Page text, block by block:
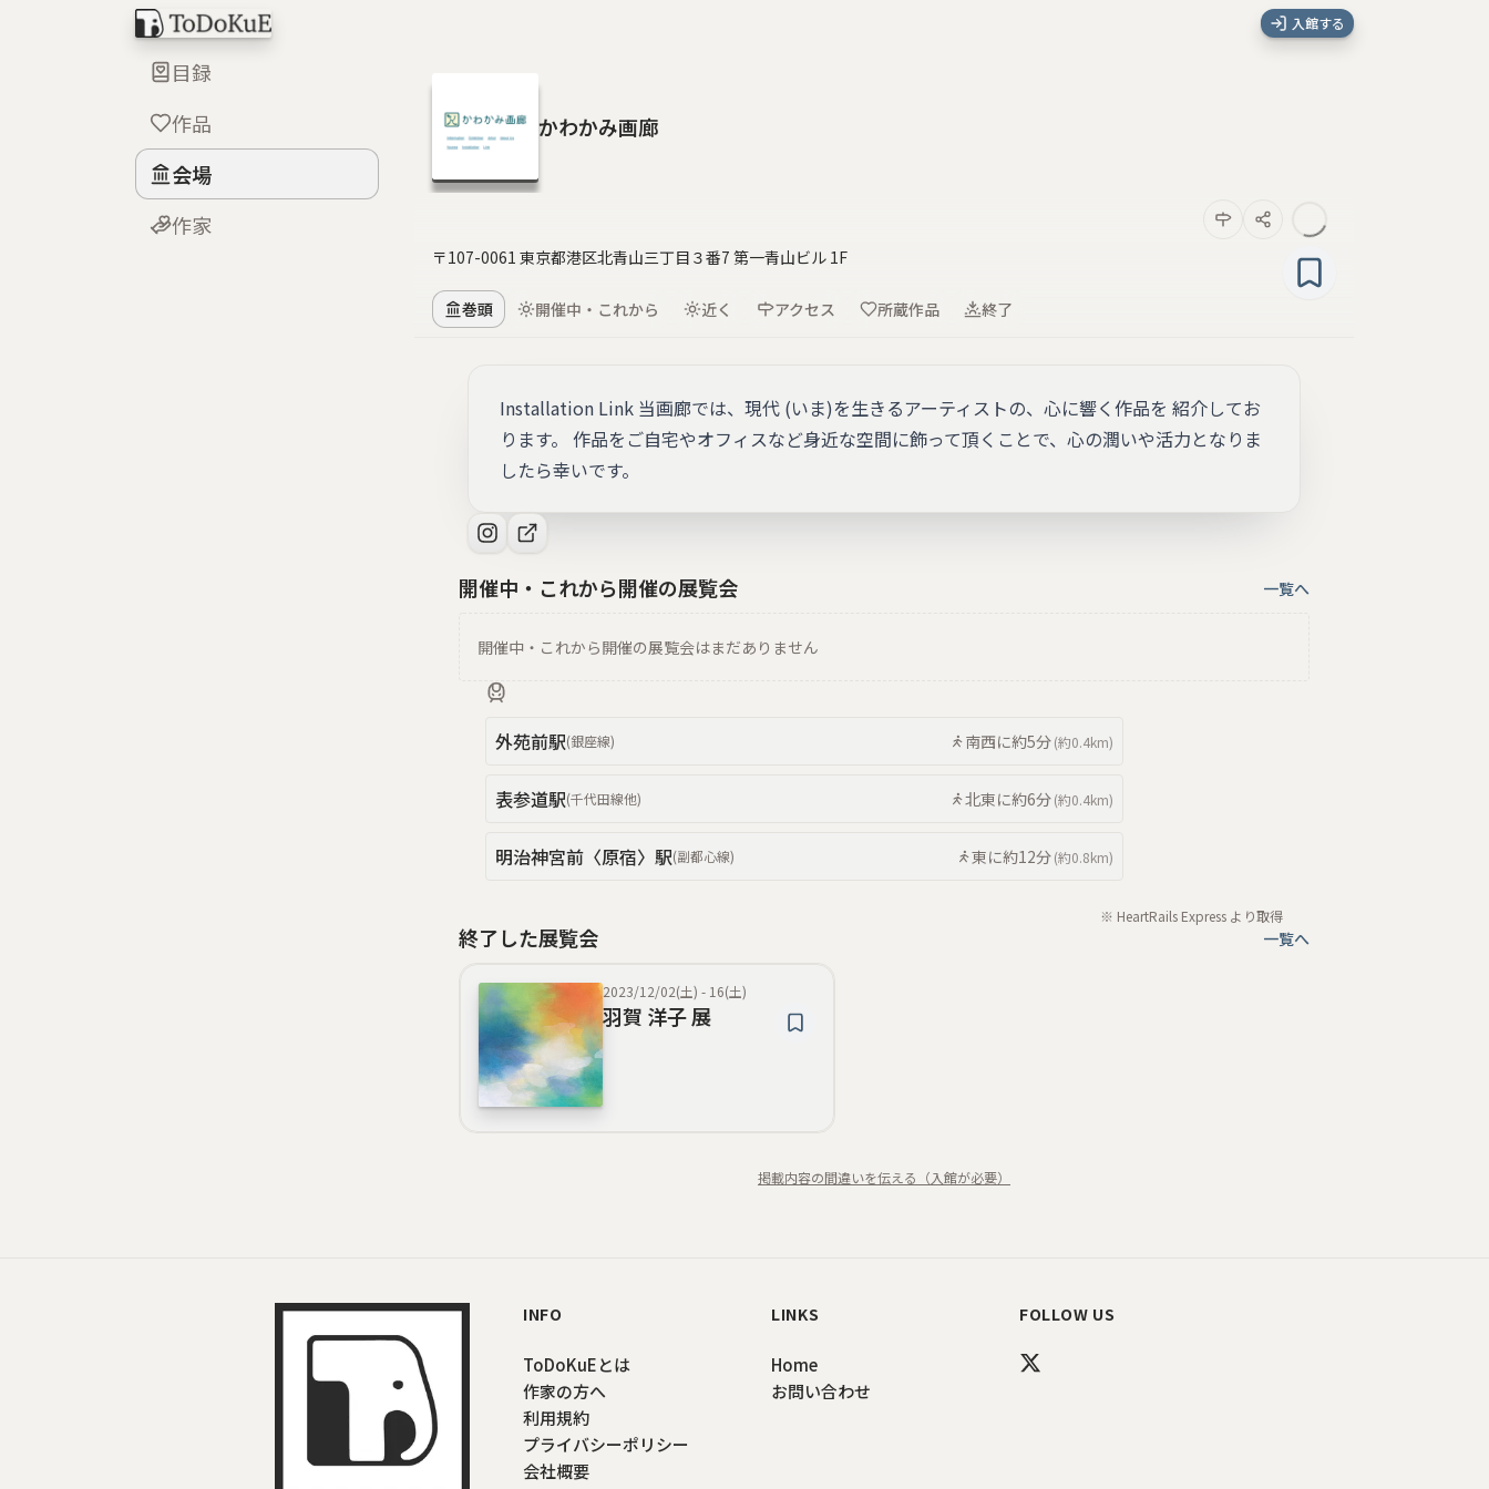
入館する
目録
作品
会場
作家
かわかみ画廊
〒107-0061 東京都港区北青山三丁目３番7 第一青山ビル 1F
巻頭 開催中・これから 近く アクセス 所蔵作品 終了
Installation Link 当画廊では、現代 (いま)を生きるアーティストの、心に響く作品を 紹介してお
ります。 作品をご自宅やオフィスなど身近な空間に飾って頂くことで、心の潤いや活力となりま
したら幸いです。
開催中・これから開催の展覧会 一覧へ
開催中・これから開催の展覧会はまだありません
外苑前駅(銀座線) 南西に約5分(約0.4km)
表参道駅(千代田線他) 北東に約6分(約0.4km)
明治神宮前〈原宿〉 駅(副都心線) 東に約12分(約0.8km)
※ HeartRails Express より取得
終了した展覧会 一覧へ
2023/12/02(土) - 16(土)
羽賀 洋子 展
掲載内容の間違いを伝える（入館が必要）
INFO
ToDoKuEとは
作家の方へ
利用規約
プライバシーポリシー
会社概要
LINKS
Home
お問い合わせ
FOLLOW US